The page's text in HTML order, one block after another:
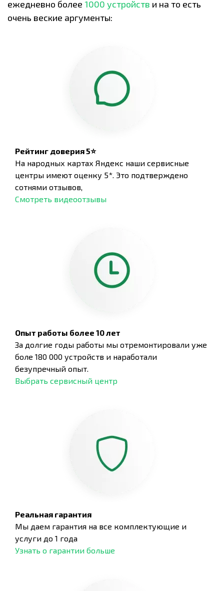
ежедневно более 1000 устройств и на то есть
очень веские аргументы:
Рейтинг доверия 5⭐
На народных картах Яндекс наши сервисные
центры имеют оценку 5*. Это подтверждено
сотнями отзывов,
Смотреть видеоотзывы
Опыт работы более 10 лет
За долгие годы работы мы отремонтировали уже
боле 180 000 устройств и наработали
безупречный опыт.
Выбрать сервисный центр
Реальная гарантия
Мы даем гарантия на все комплектующие и
услуги до 1 года
Узнать о гарантии больше